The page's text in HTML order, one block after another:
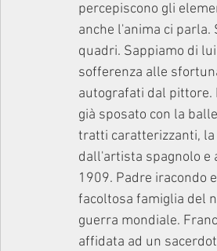
percepiscono gli
anche l'anima ci
quadri. Sappiamo di
sofferenza alle
autografati dal pittore.
già sposato con la
tratti caratterizzanti, la
dall'artista spagnolo e
1909. Padre iracondo
facoltosa famiglia del
guerra mondiale.
affidata ad un